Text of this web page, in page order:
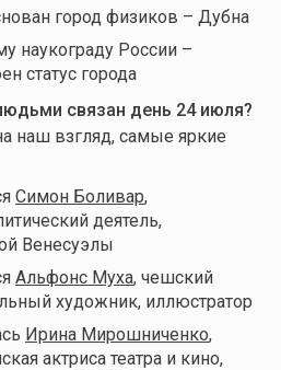
город физиков – Дубна
наукограду России –
статус города
связан день 24 июля?
наш взгляд, самые яркие
Симон Боливар,
деятель,
Венесуэлы
Альфонс Муха, чешский
художник, иллюстратор
Ирина Мирошниченко,
актриса театра и кино,